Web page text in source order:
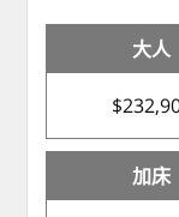
大人
加床